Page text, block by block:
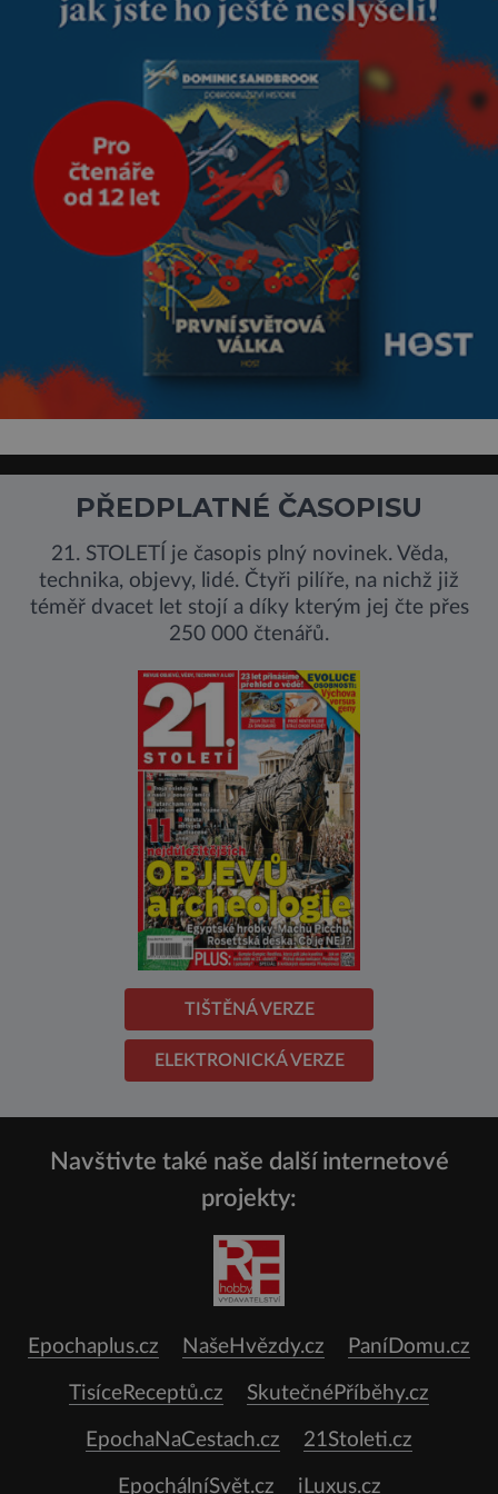
PŘEDPLATNÉ ČASOPISU
21. STOLETÍ je časopis plný novinek. Věda,
technika, objevy, lidé. Čtyři pilíře, na nichž již
téměř dvacet let stojí a díky kterým jej čte přes
250 000 čtenářů.
TIŠTĚNÁ VERZE
ELEKTRONICKÁ VERZE
Navštivte také naše další internetové
projekty:
Epochaplus.cz NašeHvězdy.cz PaníDomu.cz
TisíceReceptů.cz SkutečnéPříběhy.cz
EpochaNaCestach.cz 21Stoleti.cz
EpochálníSvět.cz iLuxus.cz